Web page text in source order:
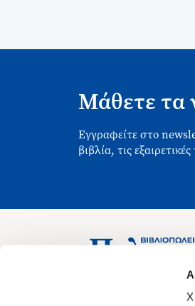
Μάθετε τα
Εγγραφείτε στο
βιβλία, τις
Ασκληπιού 1-3, Αθήνα 106